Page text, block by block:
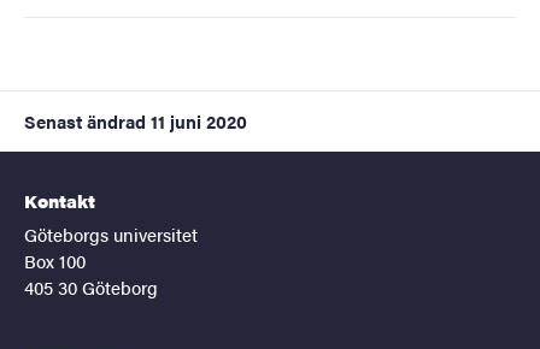
Senast ändrad 11 juni 2020
Kontakt
Göteborgs universitet
Box 100
405 30 Göteborg